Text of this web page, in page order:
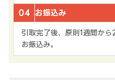
04 お振込み
引取完了後、原則1週間か
お振込み。